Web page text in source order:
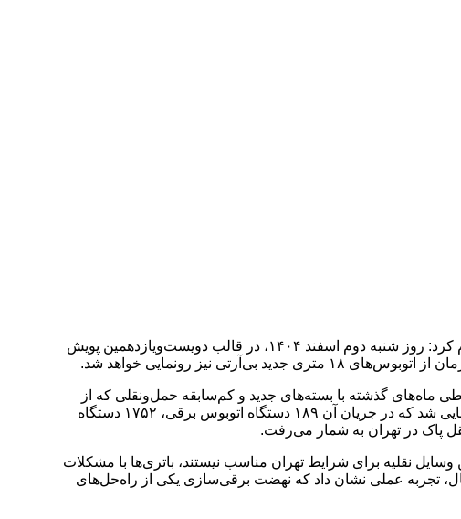
به گزارش پایگاه خبری خبرشهر، معاون حمل‌ونقل و ترافیک شهردار تهران از رونمایی بسته جدید حمل‌ونقلی پایتخت خبر داد و اعلام کرد: روز شنبه دوم اسفند ۱۴۰۴، در قالب دویست‌و‌یازدهمین پویش
نیز رونمایی خواهد شد.
ماه‌های گذشته با بسته‌های جدید و کم‌سابقه حمل‌ونقلی که از
سوی مدیریت شهری ارائه شده، آشنا هستند. اسفندماه سال گذشته، نخستین بسته حمل‌ونقلی با محوریت توسعه ناوگان برقی رونمایی شد که در جریان آن ۱۸۹ دستگاه اتوبوس برقی، ۱۷۵۲ دستگاه
نقلیه برای شرایط تهران مناسب نیستند، باتری‌ها با مشکلات
تجربه عملی نشان داد که نهضت برقی‌سازی یکی از راه‌حل‌های